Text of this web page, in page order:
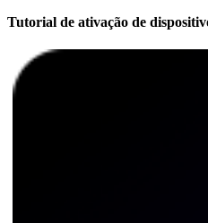
Tutorial de ativação de